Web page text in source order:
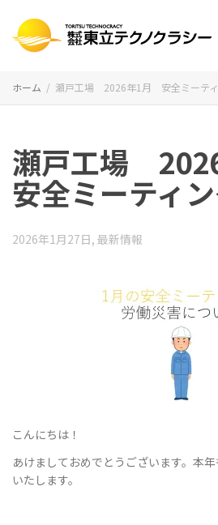
ホーム 瀬戸工場 2026年1月 安全ミーテ
瀬戸工場
安全ミーティ
2026年1月27日, 最新情報
こんにちは！
あけましておめでとうございます。本
いたします。